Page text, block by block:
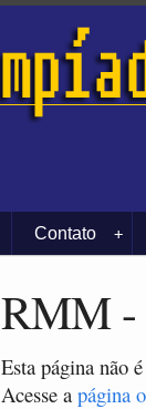
+
Contato
RMM -
Esta página não
Acesse a página